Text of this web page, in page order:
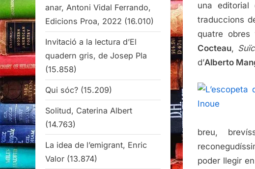
una editorial
traduccions
quatre obres
Cocteau,
d’Alberto
breu,
poder llegir
anar, Antoni Vidal Ferrando,
Edicions Proa, 2022 (16.010)
Invitació a la lectura d’El
quadern gris, de Josep Pla
(15.858)
Qui sóc? (15.209)
Solitud, Caterina Albert
(14.763)
La idea de l’emigrant, Enric
Valor (13.874)